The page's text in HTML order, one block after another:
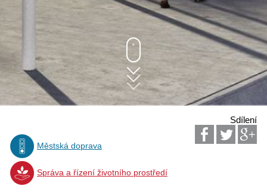
Sdílení
Městská doprava
Správa a řízení životního prostředí